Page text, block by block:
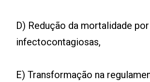
D) Redução da mortalidade
infectocontagiosas,
E) Transformação na